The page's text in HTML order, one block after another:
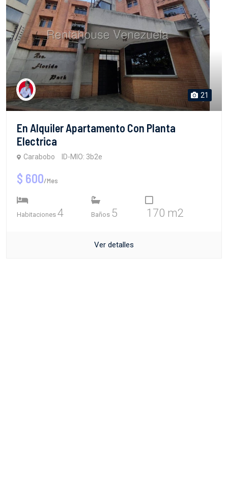
21
En Alquiler Apartamento Con Planta
Electrica
Carabobo ID-MIO: 3b2e
$ 600/Mes
Habitaciones 4 Baños 5 170 m2
Ver detalles